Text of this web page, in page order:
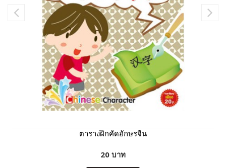
ตารางฝึกคัดอักษรจีน
20 บาท